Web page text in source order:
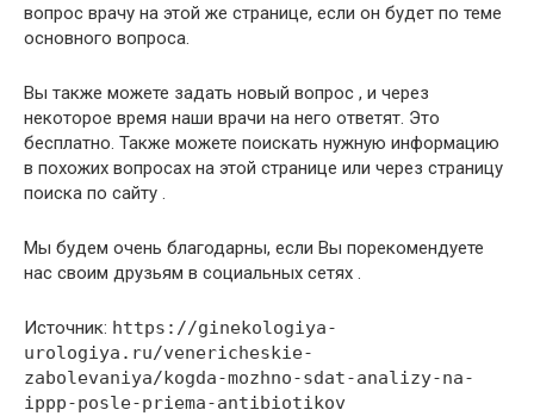
вопрос врачу на этой же странице, если он будет по теме
основного вопроса.
Вы также можете задать новый вопрос , и через
некоторое время наши врачи на него ответят. Это
бесплатно. Также можете поискать нужную информацию
в похожих вопросах на этой странице или через страницу
поиска по сайту .
Мы будем очень благодарны, если Вы порекомендуете
нас своим друзьям в социальных сетях .
Источник: https://ginekologiya-
urologiya.ru/venericheskie-
zabolevaniya/kogda-mozhno-sdat-analizy-na-
ippp-posle-priema-antibiotikov